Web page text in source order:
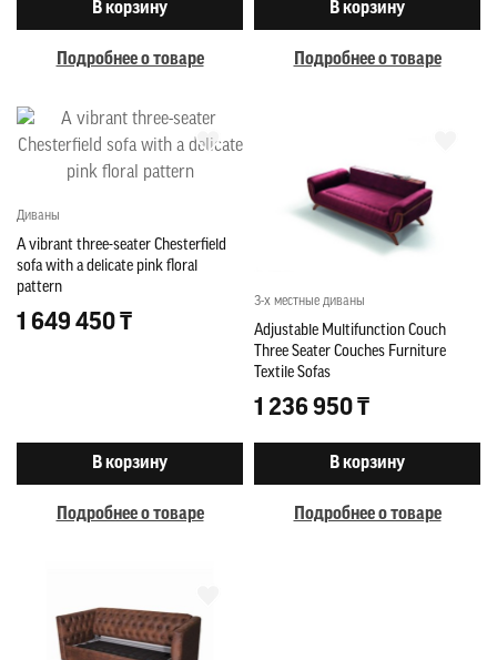
В корзину
Подробнее о товаре
В корзину
Подробнее о товаре
Диваны
A vibrant three-seater Chesterfield
sofa with a delicate pink floral
pattern
1 649 450 ₸
В корзину
Подробнее о товаре
3-х местные диваны
Adjustable Multifunction Couch
Three Seater Couches Furniture
Textile Sofas
1 236 950 ₸
В корзину
Подробнее о товаре